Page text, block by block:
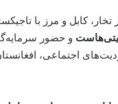
کابل و مرز با
و حضور
اجتماعی،